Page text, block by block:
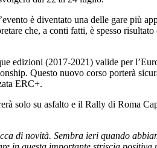
è diventato una delle gare più
che, a conti fatti, è spesso
edizioni (2017-2021) valide per
Questo nuovo corso porterà
ERC+.
solo su asfalto e il Rally di Roma
di novità. Sembra ieri quando